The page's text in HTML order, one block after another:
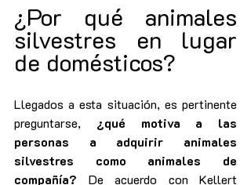
¿Por qué animales
silvestres en lugar
de domésticos?
Llegados a esta situación, es pertinente
preguntarse, ¿qué motiva a las
personas a adquirir animales
silvestres como animales de
compañía? De acuerdo con Kellert